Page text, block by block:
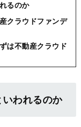
るのか
クラウドファンデ
は不動産クラウド
われるのか